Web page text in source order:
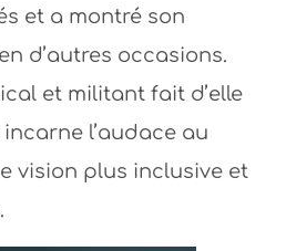
et a montré son
d’autres occasions.
et militant fait d’elle
l’audace au
vision plus inclusive et